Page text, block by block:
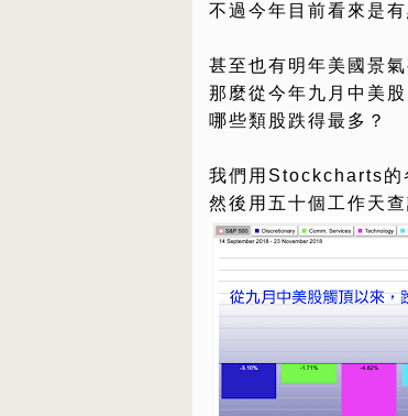
不過今年目前看來是有
甚至也有明年美國景
那麼從今年九月中美
哪些類股跌得最多？
我們用Stockcharts的
然後用五十個工作天